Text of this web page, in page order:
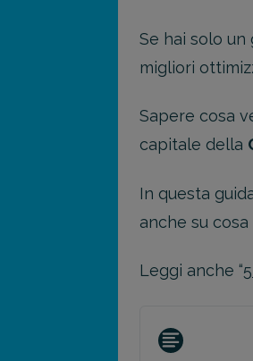
Se hai solo un
migliori
Sapere cosa
capitale della
In questa
anche su
Leggi anche “